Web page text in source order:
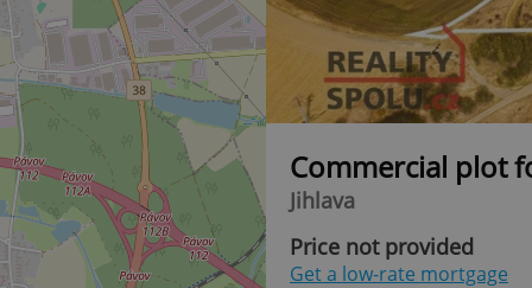
Commercial plot
Jihlava
Price not provided
Get a low-rate mortgage